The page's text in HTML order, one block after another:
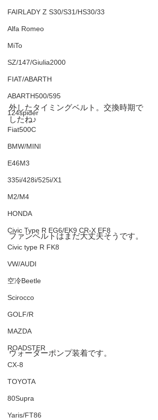
FAIRLADY Z S30/S31/HS30/33
Alfa Romeo
MiTo
SZ/147/Giulia2000
FIAT/ABARTH
ABARTH500/595
124spider
Fiat500C
BMW/MINI
E46M3
335i/428i/525i/X1
M2/M4
HONDA
Civic Type R EG6/EK9 CR-X EF8
Civic type R FK8
VW/AUDI
空冷Beetle
Scirocco
GOLF/R
MAZDA
ROADSTER
CX-8
TOYOTA
80Supra
Yaris/FT86
外したタイミングベルト。交換時期で
したね♪
ファンベルトはまだ大丈夫そうです。
ウォーターポンプ装着です。